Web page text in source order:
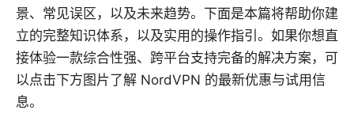
景、常见误区，以及未来趋势。下面是本篇将帮助你建
立的完整知识体系，以及实用的操作指引。如果你想直
接体验一款综合性强、跨平台支持完备的解决方案，可
以点击下方图片了解 NordVPN 的最新优惠与试用信
息。